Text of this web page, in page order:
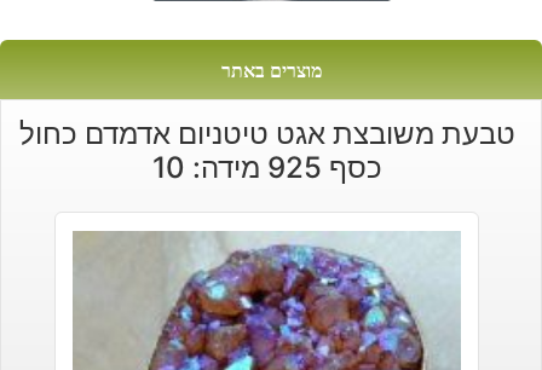
מוצרים באתר
טבעת משובצת אגט טיטניום אדמדם כחול
כסף 925 מידה: 10